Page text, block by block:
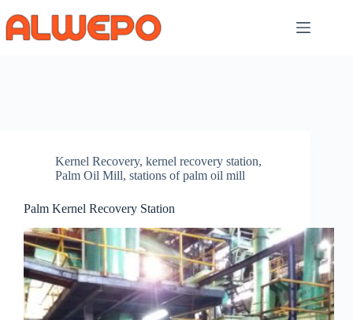
to
content
Kernel Recovery, kernel recovery station,
Palm Oil Mill, stations of palm oil mill
Palm Kernel Recovery Station